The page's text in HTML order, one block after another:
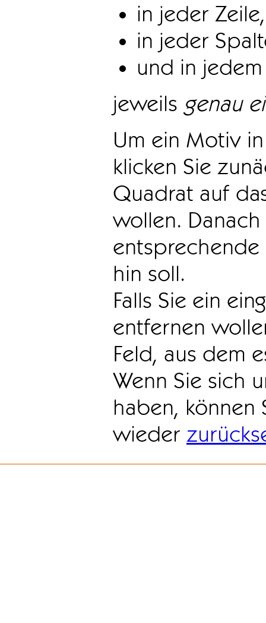
in jeder Zeile,
in jeder
und in
jeweils genau
Um ein Motiv
klicken Sie
Quadrat auf
wollen.
hin soll.
Falls Sie ein
entfernen
Feld, aus dem
Wenn Sie sich
haben, können
wieder